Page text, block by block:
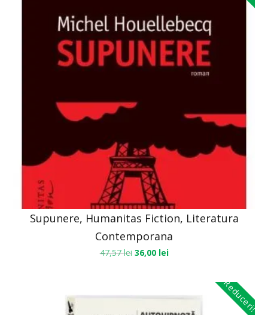
Supunere, Humanitas Fiction, Literatura
Contemporana
47,57lei 36,00 lei
Reduceri!